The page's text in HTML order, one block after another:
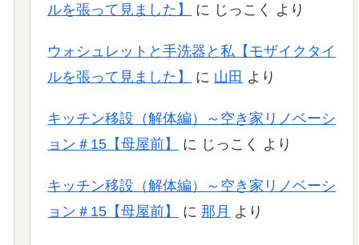
ルを張って見ました】
に じっこく より
ウォシュレットと手洗器と私【モザイクタイ
ルを張って見ました】
に 山田 より
キッチン移設（解体編）～空き家リノベーシ
ョン＃15【母屋前】
に じっこく より
キッチン移設（解体編）～空き家リノベーシ
ョン＃15【母屋前】
に那月 より